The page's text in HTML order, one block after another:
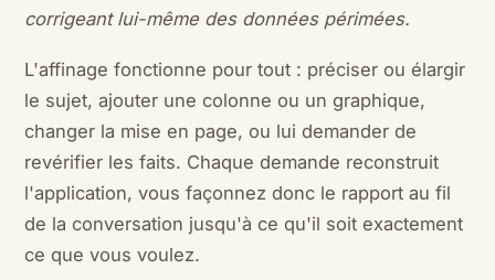
corrigeant lui-même des données périmées.
L'affinage fonctionne pour tout : préciser ou élargir
le sujet, ajouter une colonne ou un graphique,
changer la mise en page, ou lui demander de
revérifier les faits. Chaque demande reconstruit
l'application, vous façonnez donc le rapport au fil
de la conversation jusqu'à ce qu'il soit exactement
ce que vous voulez.